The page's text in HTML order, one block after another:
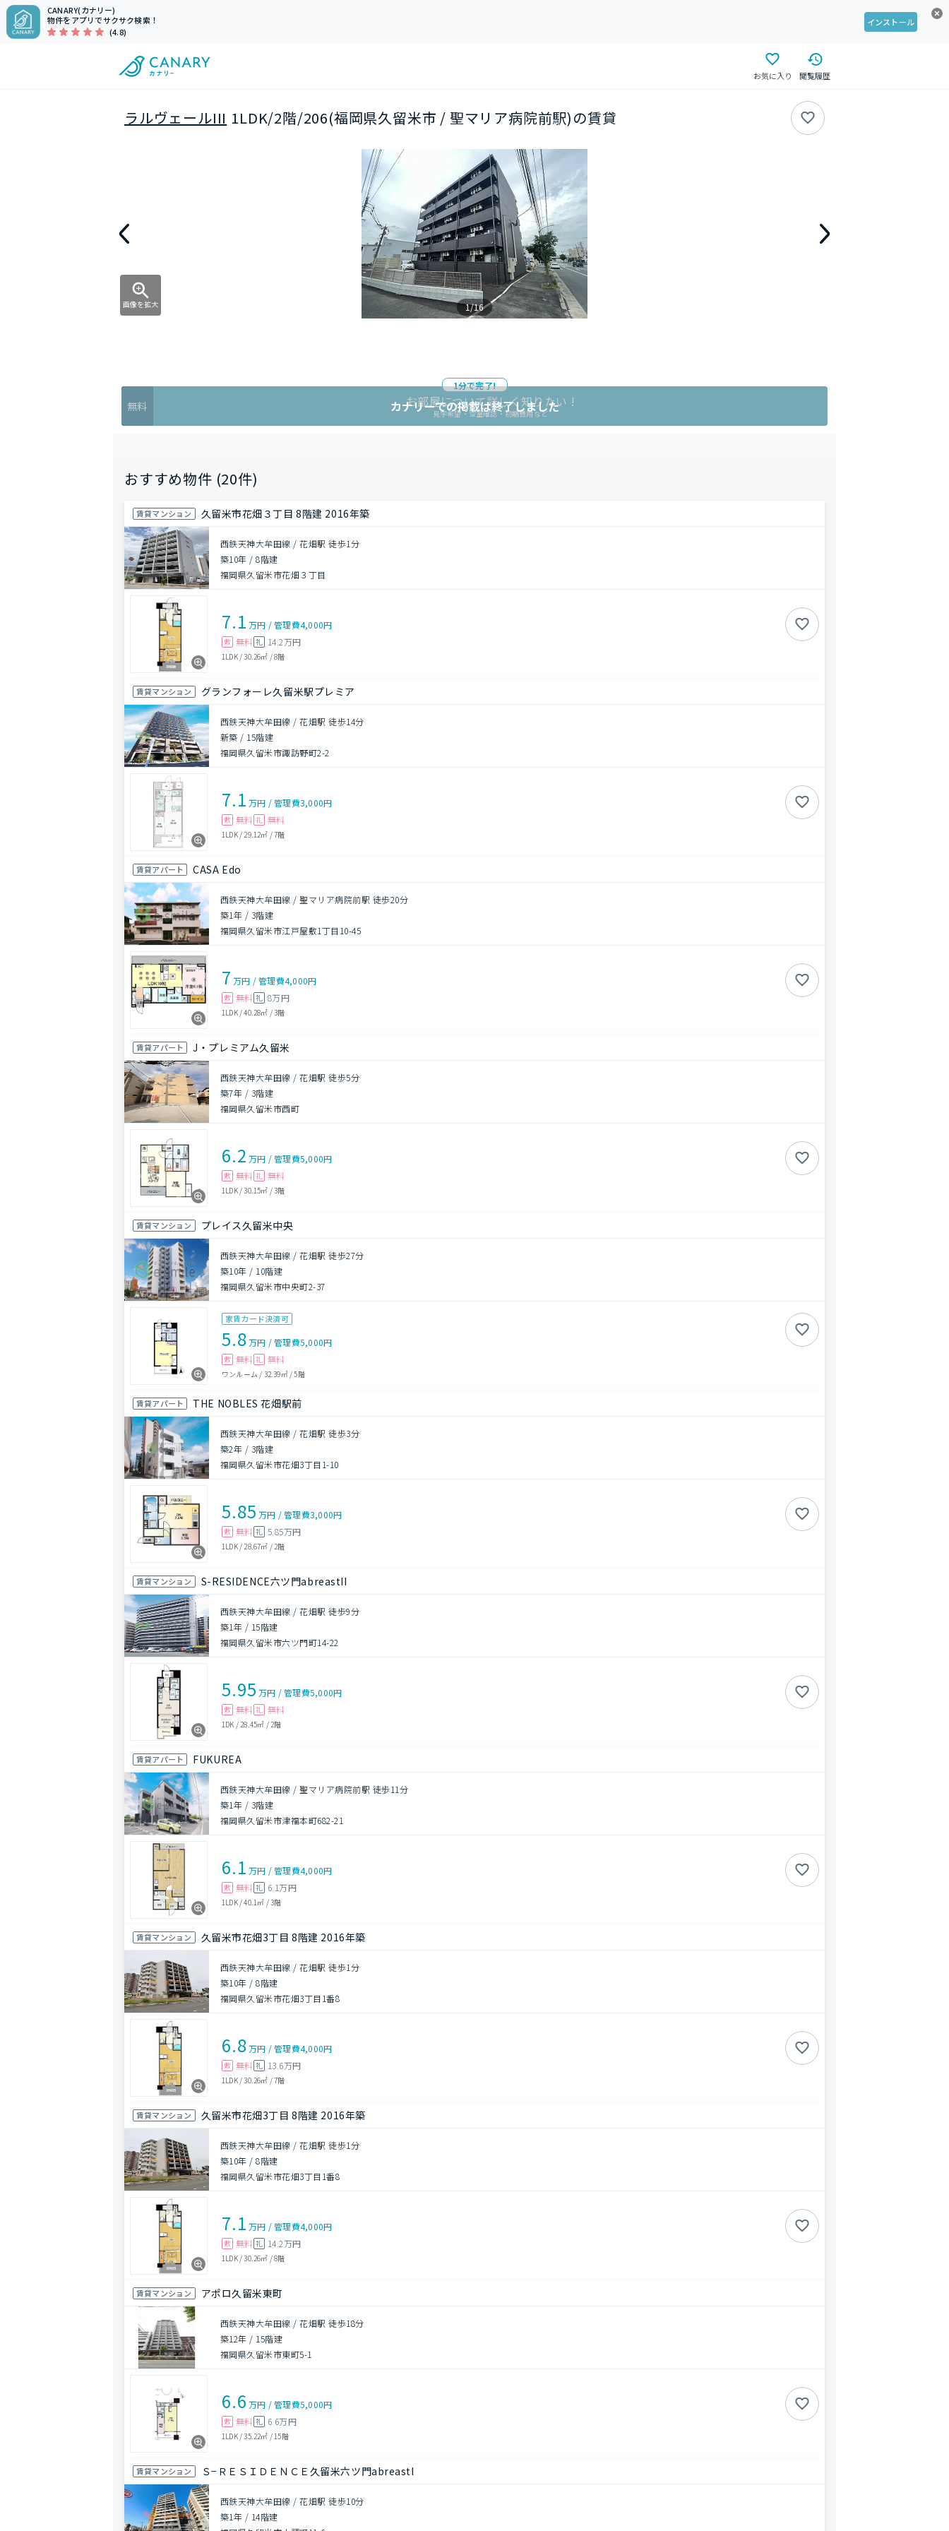
CANARY(カナリー)
物件をアプリでサクサク検索！
(4.8)
インストール
お気に入り 閲覧履歴
ラルヴェールIII 1LDK/2階/206(福岡県久留米市 / 聖マリア病院前駅)の賃貸
画像を拡大 1/16
1分で完了!
無料 お部屋について詳しく知りたい !
見学希望・空室確認・初期費用など
カナリーでの掲載は終了しました
おすすめ物件 (20件)
賃貸マンション 久留米市花畑３丁目 8階建 2016年築
西鉄天神大牟田線 / 花畑駅 徒歩1分
築10年 /8階建
福岡県久留米市花畑３丁目
7.1 万円 /管理費4,000円
敷 無料 礼 14.2万円
1LDK/30.26㎡ /8階
賃貸マンション グランフォーレ久留米駅プレミア
西鉄天神大牟田線 / 花畑駅 徒歩14分
新築 / 15階建
福岡県久留米市諏訪野町2-2
7.1 万円 /管理費3,000円
敷 無料 礼 無料
1LDK/ 29.12㎡ /7階
賃貸アパート CASA Edo
西鉄天神大牟田線 / 聖マリア病院前駅 徒歩20分
築1年 / 3階建
福岡県久留米市江戸屋敷1丁目10-45
7 万円 /管理費4,000円
敷 無料 礼 8万円
1LDK/40.28㎡ /3階
賃貸アパート J・プレミアム久留米
西鉄天神大牟田線 / 花畑駅 徒歩5分
築7年 / 3階建
福岡県久留米市西町
6.2 万円 /管理費5,000円
敷 無料 礼 無料
1LDK/30.15㎡ /3階
賃貸マンション プレイス久留米中央
西鉄天神大牟田線 / 花畑駅 徒歩27分
築10年 / 10階建
福岡県久留米市中央町2-37
家賃カード決済可
5.8万円 /管理費5,000円
敷 無料 礼 無料
ワンルーム / 32.39㎡/5階
賃貸アパート THE NOBLES 花畑駅前
西鉄天神大牟田線 / 花畑駅 徒歩3分
築2年 / 3階建
福岡県久留米市花畑3丁目1-10
5.85 万円 /管理費3,000円
敷 無料 礼 5.85万円
1LDK/ 28.67㎡ / 2階
賃貸マンション S-RESIDENCE六ツ門abreastII
西鉄天神大牟田線 / 花畑駅 徒歩9分
築1年 / 15階建
福岡県久留米市六ツ門町14-22
5.95 万円 /管理費5,000円
敷 無料 礼 無料
1DK / 28.45㎡ / 2階
賃貸アパート FUKUREA
西鉄天神大牟田線 / 聖マリア病院前駅 徒歩11分
築1年 / 3階建
福岡県久留米市津福本町682-21
6.1 万円 /管理費4,000円
敷 無料 礼 6.1万円
1LDK/40.1㎡ /3階
賃貸マンション 久留米市花畑3丁目 8階建 2016年築
西鉄天神大牟田線 / 花畑駅 徒歩1分
築10年 /8階建
福岡県久留米市花畑3丁目1番8
6.8万円 /管理費4,000円
敷 無料 礼 13.6万円
1LDK/30.26㎡ /7階
賃貸マンション 久留米市花畑3丁目 8階建 2016年築
西鉄天神大牟田線 / 花畑駅 徒歩1分
築10年 /8階建
福岡県久留米市花畑3丁目1番8
7.1 万円 /管理費4,000円
敷 無料 礼 14.2万円
1LDK/30.26㎡ /8階
賃貸マンション アポロ久留米東町
西鉄天神大牟田線 / 花畑駅 徒歩18分
築12年 / 15階建
福岡県久留米市東町5-1
6.6 万円 /管理費5,000円
敷 無料 礼 6.6万円
1LDK/35.22㎡ / 15階
賃貸マンション Ｓ−ＲＥＳＩＤＥＮＣＥ久留米六ツ門abreastI
西鉄天神大牟田線 / 花畑駅 徒歩10分
築1年 / 14階建